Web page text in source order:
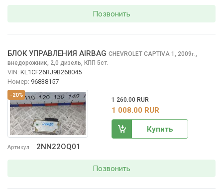
Позвонить
-20%
Артикул 2NN22OQ01
БЛОК УПРАВЛЕНИЯ AIRBAG CHEVROLET CAPTIVA 1, 2009г.
внедорожник, 2,0 дизель, КПП 5ст.
VIN: KL1CF26RJ9B268045
Номер: 96838157
1 260.00 RUR
1 008.00 RUR
Купить
Позвонить